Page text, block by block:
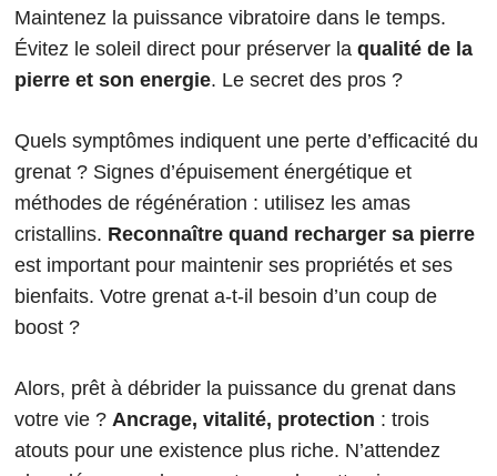
Maintenez la puissance vibratoire dans le temps.
Évitez le soleil direct pour préserver la qualité de la
pierre et son energie. Le secret des pros ?
Quels symptômes indiquent une perte d’efficacité du
grenat ? Signes d’épuisement énergétique et
méthodes de régénération : utilisez les amas
cristallins. Reconnaître quand recharger sa pierre
est important pour maintenir ses propriétés et ses
bienfaits. Votre grenat a-t-il besoin d’un coup de
boost ?
Alors, prêt à débrider la puissance du grenat dans
votre vie ? Ancrage, vitalité, protection : trois
atouts pour une existence plus riche. N’attendez